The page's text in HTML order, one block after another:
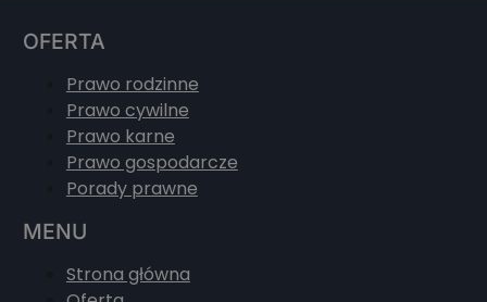
OFERTA
Prawo rodzinne
Prawo cywilne
Prawo karne
Prawo gospodarcze
Porady prawne
MENU
Strona główna